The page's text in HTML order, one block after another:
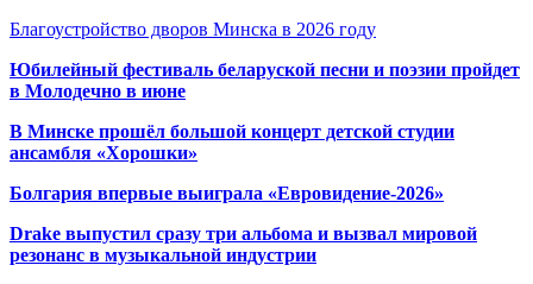
Благоустройство дворов Минска в 2026 году
Юбилейный фестиваль беларуской песни и поэзии пройдет
в Молодечно в июне
В Минске прошёл большой концерт детской студии
ансамбля «Хорошки»
Болгария впервые выиграла «Евровидение-2026»
Drake выпустил сразу три альбома и вызвал мировой
резонанс в музыкальной индустрии